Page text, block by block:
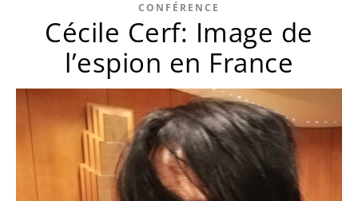
CONFÉRENCE
Cécile Cerf: Image de
l’espion en France